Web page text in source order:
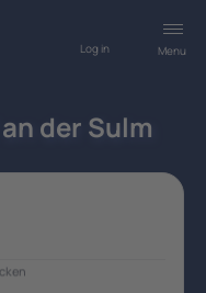
Menu
Log in
der Sulm